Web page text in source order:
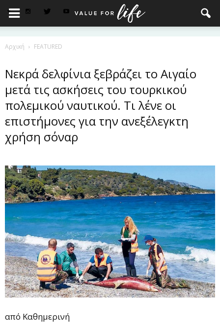
Αρχική FEATURED
Νεκρά δελφίνια ξεβράζει το Αιγαίο
μετά τις ασκήσεις του τουρκικού
πολεμικού ναυτικού. Τι λένε οι
επιστήμονες για την ανεξέλεγκτη
χρήση σόναρ
από Καθημερινή